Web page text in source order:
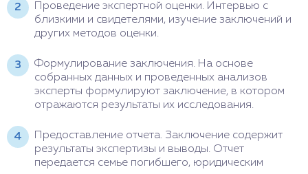
Проведение экспертной оценки. Интервью с
близкими и свидетелями, изучение заключений и
других методов оценки.
Формулирование заключения. На основе
собранных данных и проведенных анализов
эксперты формулируют заключение, в котором
отражаются результаты их исследования.
Предоставление отчета. Заключение содержит
результаты экспертизы и выводы. Отчет
передается семье погибшего, юридическим